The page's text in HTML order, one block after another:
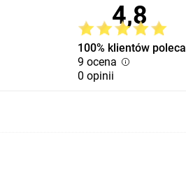
4,8
100% klientów poleca
9 ocena
0 opinii